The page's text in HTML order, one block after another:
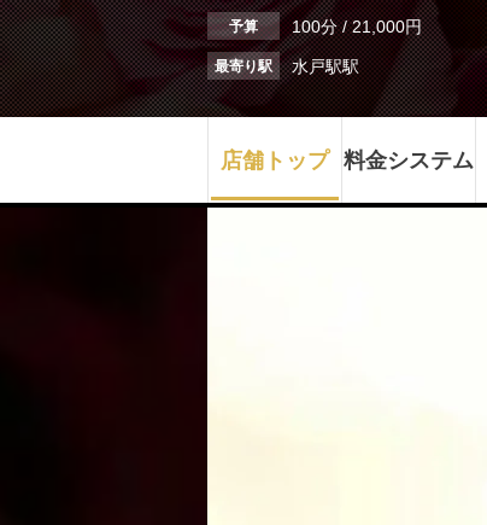
予算 100分 / 21,000円
最寄り駅 水戸駅駅
店舗トップ 料金システム